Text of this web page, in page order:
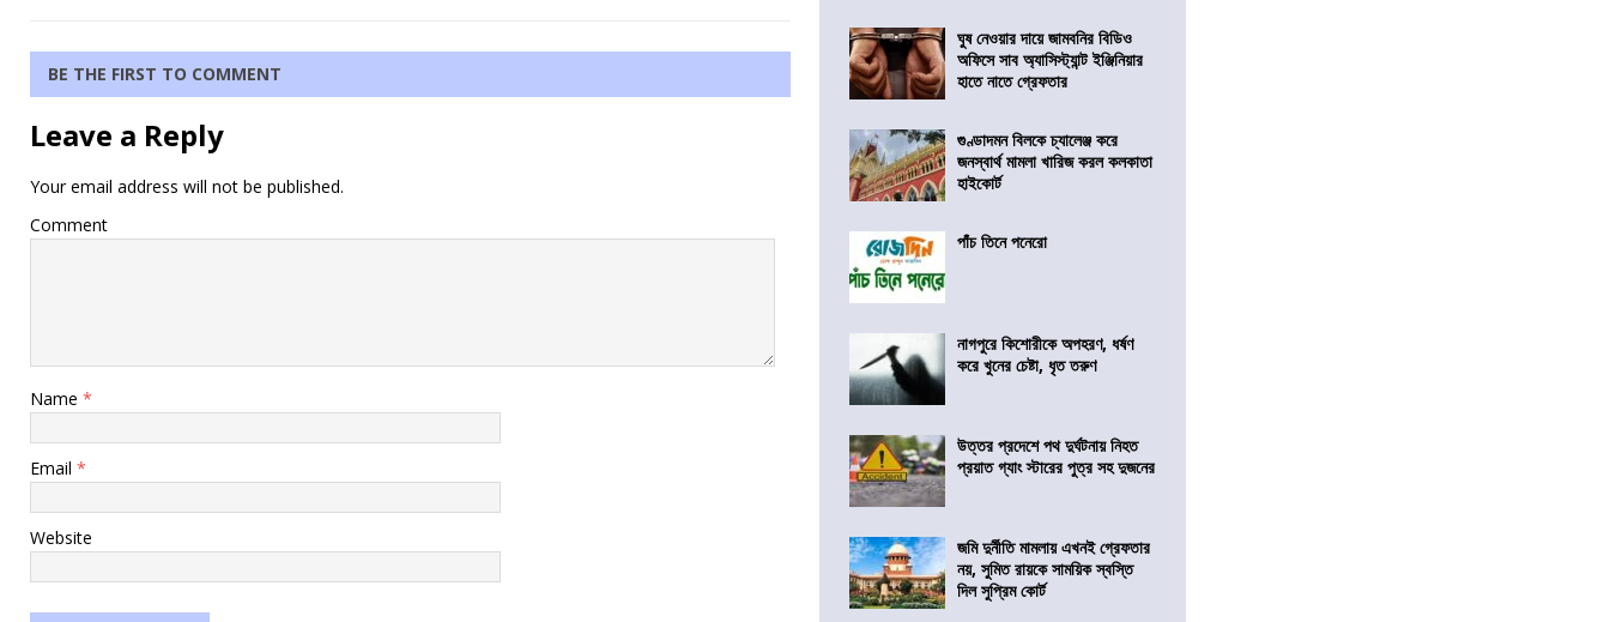
BE THE FIRST TO COMMENT
Leave a Reply
Your email address will not be published.
Comment
Name *
Email *
Website
ঘুষ নেওয়ার দায়ে জামবনির বিডিও
অফিসে সাব অ্যাসিস্ট্যান্ট ইঞ্জিনিয়ার
হাতে নাতে গ্রেফতার
গুণ্ডাদমন বিলকে চ্যালেঞ্জ করে
জনস্বার্থ মামলা খারিজ করল কলকাতা
হাইকোর্ট
পাঁচ তিনে পনেরো
নাগপুরে কিশোরীকে অপহরণ, ধর্ষণ
করে খুনের চেষ্টা, ধৃত তরুণ
উত্তর প্রদেশে পথ দুর্ঘটনায় নিহত
প্রয়াত গ্যাং স্টারের পুত্র সহ দুজনের
জমি দুর্নীতি মামলায় এখনই গ্রেফতার
নয়, সুমিত রায়কে সাময়িক স্বস্তি
দিল সুপ্রিম কোর্ট